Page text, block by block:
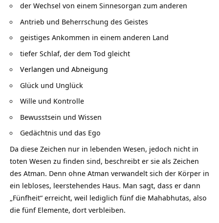
der Wechsel von einem Sinnesorgan zum anderen
Antrieb und Beherrschung des Geistes
geistiges Ankommen in einem anderen Land
tiefer Schlaf, der dem Tod gleicht
Verlangen und Abneigung
Glück und Unglück
Wille und Kontrolle
Bewusstsein und Wissen
Gedächtnis und das Ego
Da diese Zeichen nur in lebenden Wesen, jedoch nicht in
toten Wesen zu finden sind, beschreibt er sie als Zeichen
des Atman. Denn ohne Atman verwandelt sich der Körper in
ein lebloses, leerstehendes Haus. Man sagt, dass er dann
„Fünfheit“ erreicht, weil lediglich fünf die Mahabhutas, also
die fünf Elemente, dort verbleiben.